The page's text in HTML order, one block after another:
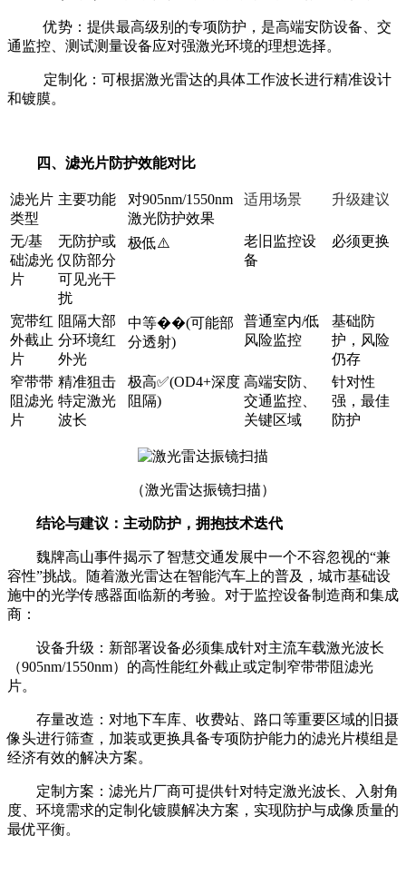
优势：提供最高级别的专项防护，是高端安防设备、交
通监控、测试测量设备应对强激光环境的理想选择。
定制化：可根据激光雷达的具体工作波长进行精准设计
和镀膜。
四、滤光片防护效能对比
滤光片
类型
主要功能 对905nm/1550nm
激光防护效果
适用场景 升级建议
无/基
础滤光
片
无防护或
仅防部分
可见光干
扰
极低⚠️
老旧监控设
备
必须更换
宽带红
外截止
片
阻隔大部
分环境红
外光
中等��(可能部
分透射)
普通室内/低
风险监控
基础防
护，风险
仍存
窄带带
阻滤光
片
精准狙击
特定激光
波长
极高✅(OD4+深度
阻隔)
高端安防、
交通监控、
关键区域
针对性
强，最佳
防护
（激光雷达振镜扫描）
结论与建议：主动防护，拥抱技术迭代
魏牌高山事件揭示了智慧交通发展中一个不容忽视的“兼
容性”挑战。随着激光雷达在智能汽车上的普及，城市基础设
施中的光学传感器面临新的考验。对于监控设备制造商和集成
商：
设备升级：新部署设备必须集成针对主流车载激光波长
（905nm/1550nm）的高性能红外截止或定制窄带带阻滤光
片。
存量改造：对地下车库、收费站、路口等重要区域的旧摄
像头进行筛查，加装或更换具备专项防护能力的滤光片模组是
经济有效的解决方案。
定制方案：滤光片厂商可提供针对特定激光波长、入射角
度、环境需求的定制化镀膜解决方案，实现防护与成像质量的
最优平衡。